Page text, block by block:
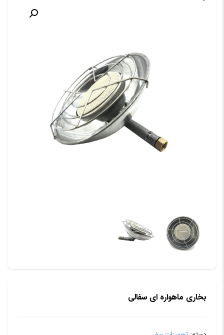
بخاری ماهواره ای سفالی